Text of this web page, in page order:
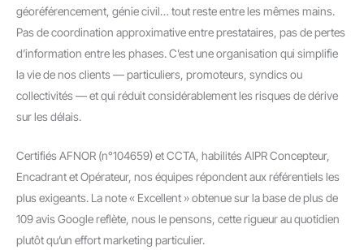
géoréférencement, génie civil… tout reste entre les mêmes mains.
Pas de coordination approximative entre prestataires, pas de pertes
d’information entre les phases. C’est une organisation qui simplifie
la vie de nos clients — particuliers, promoteurs, syndics ou
collectivités — et qui réduit considérablement les risques de dérive
sur les délais.
Certifiés AFNOR (n°104659) et CCTA, habilités AIPR Concepteur,
Encadrant et Opérateur, nos équipes répondent aux référentiels les
plus exigeants. La note « Excellent » obtenue sur la base de plus de
109 avis Google reflète, nous le pensons, cette rigueur au quotidien
plutôt qu’un effort marketing particulier.